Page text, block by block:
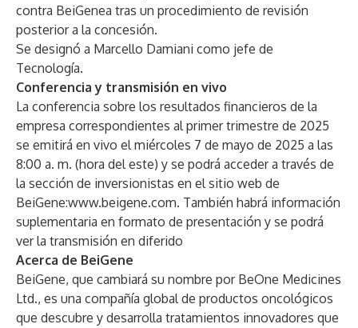
contra BeiGenea tras un procedimiento de revisión
posterior a la concesión.
Se designó a Marcello Damiani como jefe de
Tecnología.
Conferencia y transmisión en vivo
La conferencia sobre los resultados financieros de la
empresa correspondientes al primer trimestre de 2025
se emitirá en vivo el miércoles 7 de mayo de 2025 a las
8:00 a. m. (hora del este) y se podrá acceder a través de
la sección de inversionistas en el sitio web de
BeiGene:www.beigene.com. También habrá información
suplementaria en formato de presentación y se podrá
ver la transmisión en diferido
Acerca de BeiGene
BeiGene, que cambiará su nombre por BeOne Medicines
Ltd., es una compañía global de productos oncológicos
que descubre y desarrolla tratamientos innovadores que